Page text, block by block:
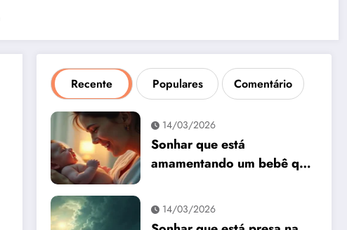
Recente Populares Comentário
14/03/2026
Sonhar que está
amamentando um bebê que
14/03/2026